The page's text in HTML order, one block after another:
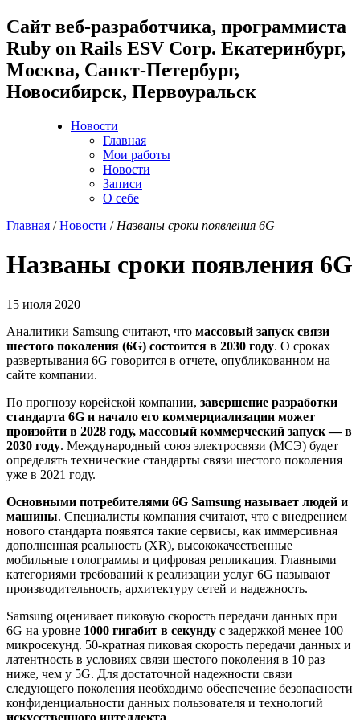
Cайт веб-разработчика, программиста
Ruby on Rails ESV Corp. Екатеринбург,
Москва, Санкт-Петербург,
Новосибирск, Первоуральск
Новости
Главная
Мои работы
Новости
Записи
О себе
Главная /Новости / Названы сроки появления 6G
Названы сроки появления 6G
15 июля 2020
Аналитики Samsung считают, что массовый запуск связи
шестого поколения (6G) состоится в 2030 году. О сроках
развертывания 6G говорится в отчете, опубликованном на
сайте компании.
По прогнозу корейской компании, завершение разработки
стандарта 6G и начало его коммерциализации может
произойти в 2028 году, массовый коммерческий запуск — в
2030 году. Международный союз электросвязи (МСЭ) будет
определять технические стандарты связи шестого поколения
уже в 2021 году.
Основными потребителями 6G Samsung называет людей и
машины. Специалисты компания считают, что с внедрением
нового стандарта появятся такие сервисы, как иммерсивная
дополненная реальность (XR), высококачественные
мобильные голограммы и цифровая репликация. Главными
категориями требований к реализации услуг 6G называют
производительность, архитектуру сетей и надежность.
Samsung оценивает пиковую скорость передачи данных при
6G на уровне 1000 гигабит в секунду с задержкой менее 100
микросекунд. 50-кратная пиковая скорость передачи данных и
латентность в условиях связи шестого поколения в 10 раз
ниже, чем у 5G. Для достаточной надежности связи
следующего поколения необходимо обеспечение безопасности
конфиденциальности данных пользователя и технологий
искусственного интеллекта